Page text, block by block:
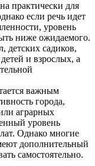
практически для
если речь идет
уровень
ниже ожидаемого.
детских садиков,
и взрослых, а
важным
города,
аграрных
уровень
Однако многие
дополнительный
самостоятельно.